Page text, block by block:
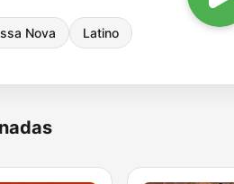
Nova Latino